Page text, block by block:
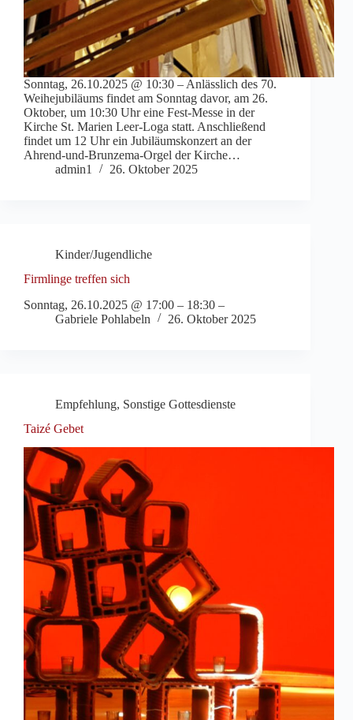
Sonntag, 26.10.2025 @ 10:30 – Anlässlich des 70.
Weihejubiläums findet am Sonntag davor, am 26.
Oktober, um 10:30 Uhr eine Fest-Messe in der
Kirche St. Marien Leer-Loga statt. Anschließend
findet um 12 Uhr ein Jubiläumskonzert an der
Ahrend-und-Brunzema-Orgel der Kirche…
admin1
26. Oktober 2025
Kinder/Jugendliche
Firmlinge treffen sich
Sonntag, 26.10.2025 @ 17:00 – 18:30 –
Gabriele Pohlabeln
26. Oktober 2025
Empfehlung, Sonstige Gottesdienste
Taizé Gebet